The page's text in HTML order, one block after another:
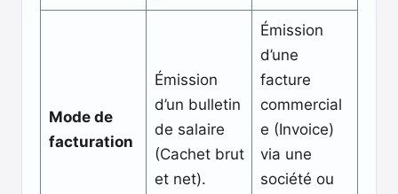
Mode de
facturation
Émission
d’un bulletin
de salaire
(Cachet brut
et net).
Émission
d’une
facture
commercial
e (Invoice)
via une
société ou